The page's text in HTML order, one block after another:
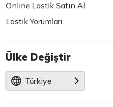
Online Lastik Satın Al
Lastik Yorumları
Ülke Değiştir
Türkiye